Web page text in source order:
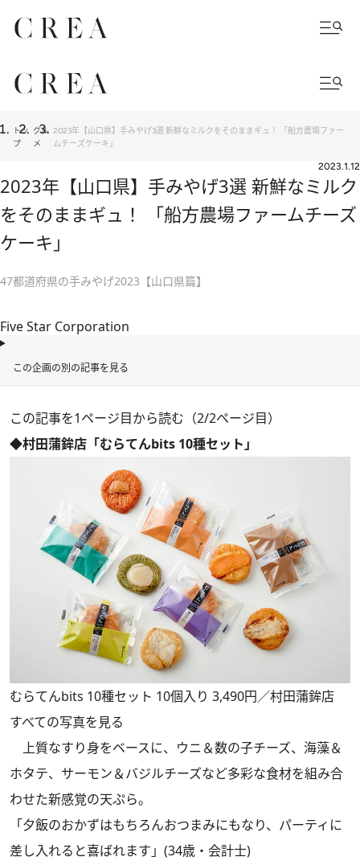
トッ
プ
グル
メ
2023年【山口県】手みやげ3選 新鮮なミルクをそのままギュ！ 「船方農場ファー
ムチーズケーキ」
2023.1.12
2023年【山口県】手みやげ3選 新鮮なミルク
をそのままギュ！ 「船方農場ファームチーズ
ケーキ」
47都道府県の手みやげ2023【山口県篇】
Five Star Corporation
この企画の別の記事を見る
この記事を1ページ目から読む（2/2ページ目）
◆村田蒲鉾店「むらてんbits 10種セット」
むらてんbits 10種セット 10個入り 3,490円／村田蒲鉾店
すべての写真を見る
上質なすり身をベースに、ウニ＆数の子チーズ、海藻＆
ホタテ、サーモン＆バジルチーズなど多彩な食材を組み合
わせた新感覚の天ぷら。
「夕飯のおかずはもちろんおつまみにもなり、パーティに
差し入れると喜ばれます」(34歳・会計士)